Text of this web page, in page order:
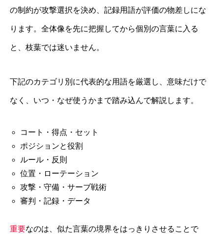
の制約が攻撃選択を決め、記録用語が評価の物差しにな
ります。全体像を先に把握してから個別の言葉に入る
と、枝葉では迷いません。
下記のカテゴリ別に代表的な用語を厳選し、意味だけで
なく、いつ・なぜ使うかまで踏み込んで解説します。
コート・得点・セット
ポジションと役割
ルール・反則
位置・ローテーション
攻撃・守備・サーブ戦術
審判・記録・データ
重要なのは、似た言葉の境界をはっきりさせることで